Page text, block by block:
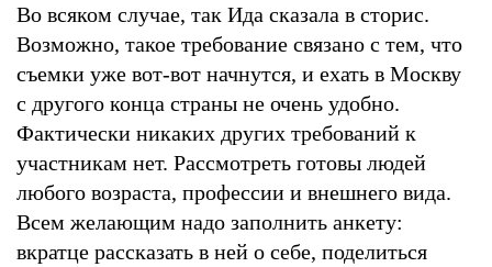
Во всяком случае, так Ида сказала в сторис.
Возможно, такое требование связано с тем, что
съемки уже вот-вот начнутся, и ехать в Москву
с другого конца страны не очень удобно.
Фактически никаких других требований к
участникам нет. Рассмотреть готовы людей
любого возраста, профессии и внешнего вида.
Всем желающим надо заполнить анкету:
вкратце рассказать в ней о себе, поделиться